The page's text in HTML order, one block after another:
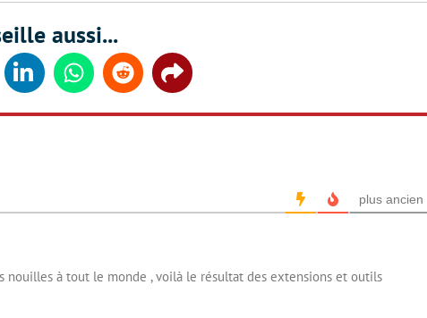
aussi...
LinkedinWhatsappReddit Share
plus ancien
nouilles à tout le monde , voilà le résultat des extensions et outils